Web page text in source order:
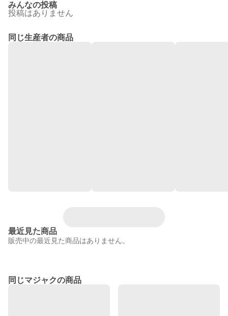
みんなの投稿
投稿はありません
同じ生産者の商品
最近見た商品
販売中の最近見た商品はありません。
同じマジャクの商品